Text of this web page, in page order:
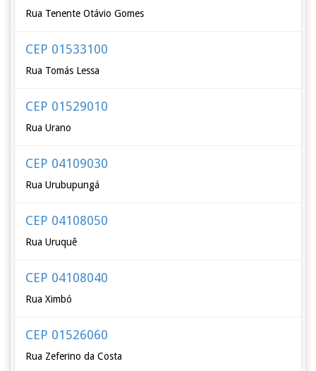
Rua Tenente Otávio Gomes
CEP 01533100
Rua Tomás Lessa
CEP 01529010
Rua Urano
CEP 04109030
Rua Urubupungá
CEP 04108050
Rua Uruquê
CEP 04108040
Rua Ximbó
CEP 01526060
Rua Zeferino da Costa